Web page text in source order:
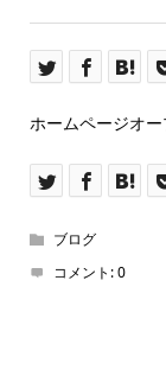
ホームページオー
ブログ
コメント:0